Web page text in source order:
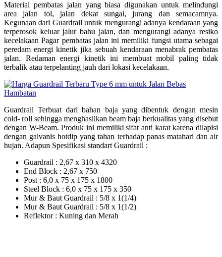
Material pembatas jalan yang biasa digunakan untuk melindungi
area jalan tol, jalan dekat sungai, jurang dan semacamnya.
Kegunaan dari Guardrail untuk mengurangi adanya kendaraan yang
terperosok keluar jalur bahu jalan, dan mengurangi adanya resiko
kecelakaan Pagar pembatas jalan ini memiliki fungsi utama sebagai
peredam energi kinetik jika sebuah kendaraan menabrak pembatas
jalan. Redaman energi kinetik ini membuat mobil paling tidak
terbalik atau terpelanting jauh dari lokasi kecelakaan.
Guardrail Terbuat dari bahan baja yang dibentuk dengan mesin
cold- roll sehingga menghasilkan beam baja berkualitas yang disebut
dengan W-Beam. Produk ini memiliki sifat anti karat karena dilapisi
dengan galvanis hotdip yang tahan terhadap panas matahari dan air
hujan. Adapun Spesifikasi standart Guardrail :
Guardrail : 2,67 x 310 x 4320
End Block : 2,67 x 750
Post : 6,0 x 75 x 175 x 1800
Steel Block : 6,0 x 75 x 175 x 350
Mur & Baut Guardrail : 5/8 x 1(1/4)
Mur & Baut Guardrail : 5/8 x 1(1/2)
Reflektor : Kuning dan Merah